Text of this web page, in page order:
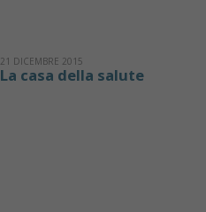
21 DICEMBRE 2015
La casa della salute